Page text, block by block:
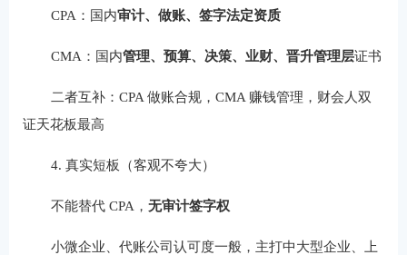
CPA：国内审计、做账、签字法定资质
CMA：国内管理、预算、决策、业财、晋升管理层证书
二者互补：CPA 做账合规，CMA 赚钱管理，财会人双
证天花板最高
4. 真实短板（客观不夸大）
不能替代 CPA， 无审计签字权
小微企业、代账公司认可度一般，主打中大型企业、上